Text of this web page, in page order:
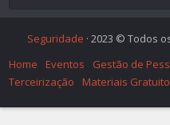
Seguridade · 2023 © Todos
Home
Eventos Gestão de
Terceirização
Materiais